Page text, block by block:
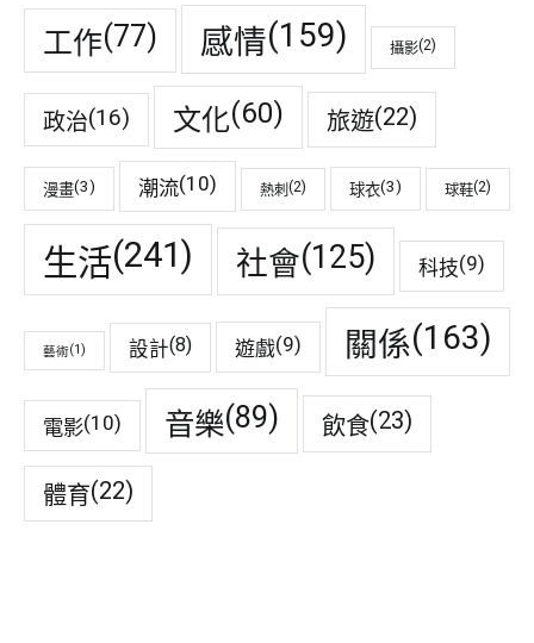
工作(77) 感情(159) 攝影(2)
政治(16) 文化(60) 旅遊(22)
漫畫(3) 潮流(10) 熱刺 (2) 球衣(3) 球鞋(2)
生活(241) 社會(125) 科技(9)
藝術(1) 設計(8) 遊戲(9) 關係(163)
電影(10) 音樂(89) 飲食(23)
體育(22)